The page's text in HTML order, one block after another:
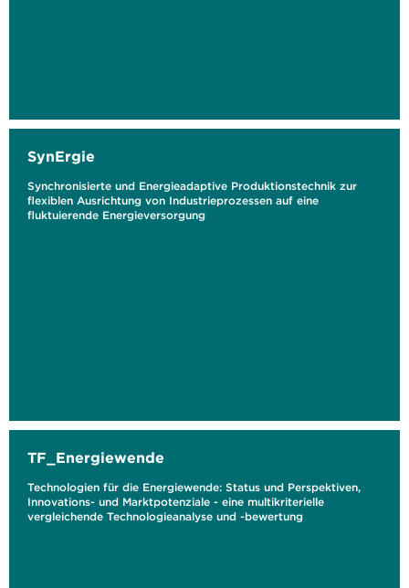
SynErgie
Synchronisierte und Energieadaptive Produktionstechnik zur
flexiblen Ausrichtung von Industrieprozessen auf eine
fluktuierende Energieversorgung
TF_Energiewende
Technologien für die Energiewende: Status und Perspektiven,
Innovations- und Marktpotenziale - eine multikriterielle
vergleichende Technologieanalyse und -bewertung